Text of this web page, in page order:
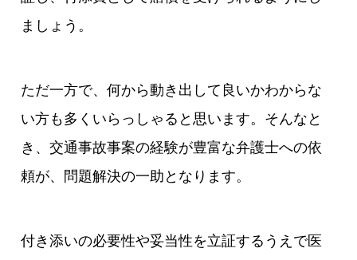
ましょう。
ただ一方で、何から動き出して良いかわからな
い方も多くいらっしゃると思います。そんなと
き、交通事故事案の経験が豊富な弁護士への依
頼が、問題解決の一助となります。
付き添いの必要性や妥当性を立証するうえで医